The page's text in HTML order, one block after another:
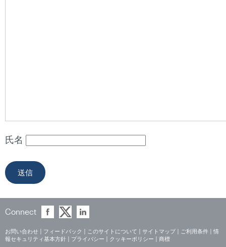
氏名
Connect
お問い合わせ フィードバック このサイトについて サイトマップ ご利用条件
情
報セキュリティ基本方針
プライバシー クッキーポリシー 商標